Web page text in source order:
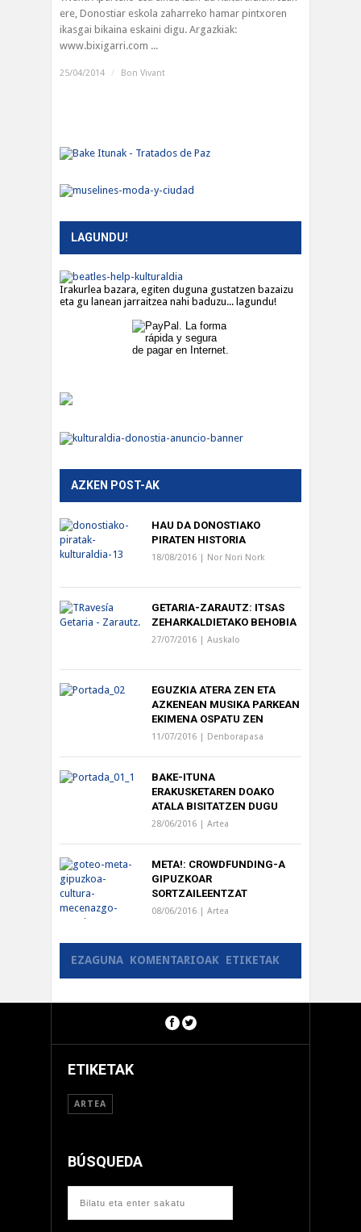
ere, Donostiar eskola zaharreko hamar pintxoren
ikasgai bikaina eskaini digu. Argazkiak:
www.bixigarri.com ...
25/04/2014 / Bon Vivant
LAGUNDU!
Irakurlea bazara, egiten duguna gustatzen bazaizu
eta gu lanean jarraitzea nahi baduzu... lagundu!
AZKEN POST-AK
HAU DA DONOSTIAKO
PIRATEN HISTORIA
18/08/2016 | Nor Nori Nork
GETARIA-ZARAUTZ: ITSAS
ZEHARKALDIETAKO BEHOBIA
27/07/2016 | Auskalo
EGUZKIA ATERA ZEN ETA
AZKENEAN MUSIKA PARKEAN
EKIMENA OSPATU ZEN
11/07/2016 | Denborapasa
BAKE-ITUNA
ERAKUSKETAREN DOAKO
ATALA BISITATZEN DUGU
28/06/2016 | Artea
META!: CROWDFUNDING-A
GIPUZKOAR
SORTZAILEENTZAT
08/06/2016 | Artea
EZAGUNA KOMENTARIOAK ETIKETAK
ETIKETAK
ARTEA
BÚSQUEDA